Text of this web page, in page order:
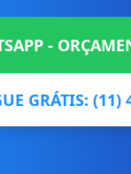
-
GRÁTIS: (11)